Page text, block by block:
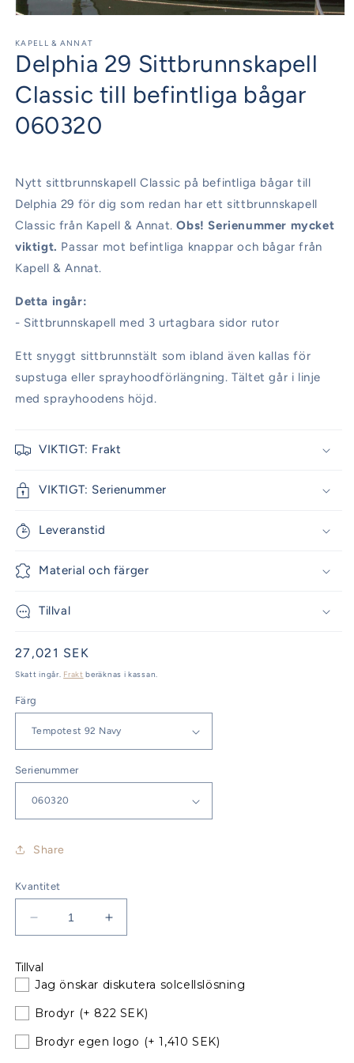
1
i
modalfönster
KAPELL & ANNAT
Delphia 29 Sittbrunnskapell
Classic till befintliga bågar
060320
Nytt sittbrunnskapell Classic på befintliga bågar till
Delphia 29 för dig som redan har ett sittbrunnskapell
Classic från Kapell & Annat.Obs! Serienummer mycket
viktigt. Passar mot befintliga knappar och bågar från
Kapell & Annat.
Detta ingår:
- Sittbrunnskapell med 3 urtagbara sidor rutor
Ett snyggt sittbrunnstält som ibland även kallas för
supstuga eller sprayhoodförlängning. Tältet går i linje
med sprayhoodens höjd.
VIKTIGT: Frakt
VIKTIGT: Serienummer
Leveranstid
Material och färger
Tillval
Ordinarie
pris
27,021 SEK
Skatt ingår. Frakt beräknas i kassan.
Färg
Serienummer
Share
Kvantitet
Minska
kvantitet
Delphia
29
Sittbrunnskapell
Classic
till
Öka
kvantitet
29
Sittbrunnskapell
Classic
till
Tillval
Jag önskar diskutera solcellslösning
Brodyr (+ 822 SEK)
Brodyr egen logo (+ 1,410 SEK)